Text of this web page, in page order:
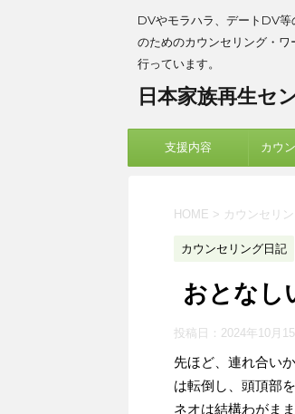
DVやモラハラ、デートDV
のためのカウンセリング・
行っています。
日本家族再生セ
支援内容 カウ
HOME > カウンセリ
カウンセリング日記
おとなし
投稿日： 2024年10月15
先ほど、連れ合い
は転倒し、頭頂部
ネオは結構わがま